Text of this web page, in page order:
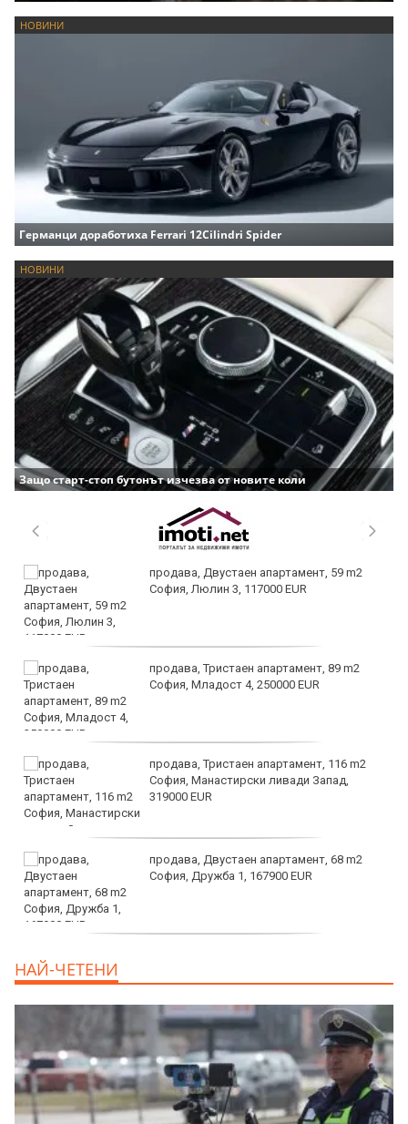
НОВИНИ
Германци доработиха Ferrari 12Cilindri Spider
НОВИНИ
Защо старт-стоп бутонът изчезва от новите коли
продава, Двустаен апартамент, 59 m2
София, Люлин 3, 117000 EUR
продава, Тристаен апартамент, 89 m2
София, Младост 4, 250000 EUR
продава, Тристаен апартамент, 116 m2
София, Манастирски ливади Запад,
319000 EUR
продава, Двустаен апартамент, 68 m2
София, Дружба 1, 167900 EUR
НАЙ-ЧЕТЕНИ